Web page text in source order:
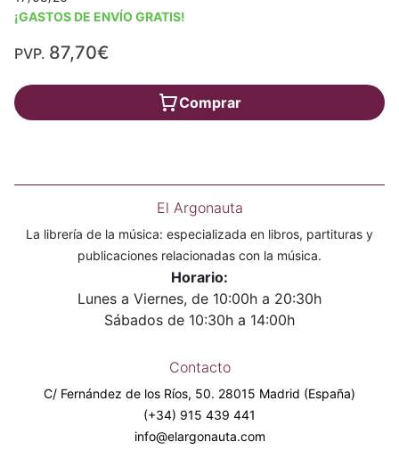
¡GASTOS DE ENVÍO GRATIS!
PVP. 87,70€
Comprar
El Argonauta
La librería de la música: especializada en libros, partituras y
publicaciones relacionadas con la música.
Horario:
Lunes a Viernes, de 10:00h a 20:30h
Sábados de 10:30h a 14:00h
Contacto
C/ Fernández de los Ríos, 50. 28015 Madrid (España)
(+34) 915 439 441
info@elargonauta.com